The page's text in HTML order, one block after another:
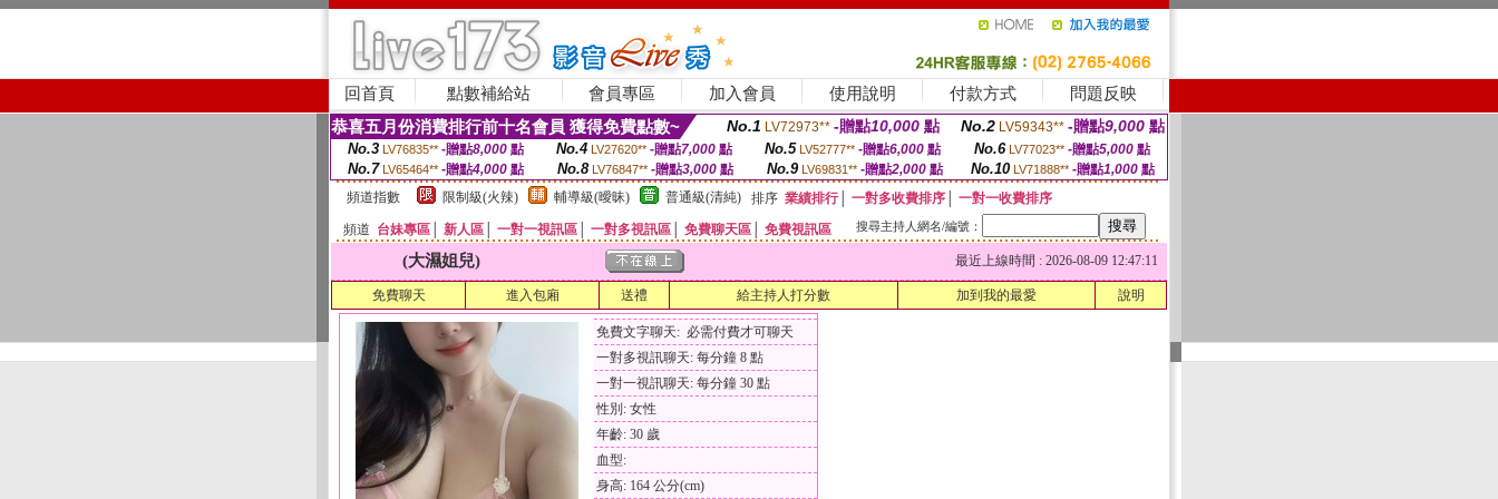
回首頁 點數補給站 會員專區 加入會員 使用說明 付款方式 問題反映
恭喜五月份消費排行前十名會員 獲得免費點數~ No.1 LV72973** -贈點10,000 點 No.2 LV59343** -贈點9,000 點
No.3 LV76835** -贈點8,000點 No.4 LV27620** -贈點7,000點 No.5 LV52777** -贈點6,000點 No.6 LV77023** -贈點5,000點
No.7 LV65464** -贈點4,000 點 No.8 LV76847** -贈點3,000 點 No.9 LV69831** -贈點2,000點 No.10 LV71888** -贈點1,000 點
頻道指數
限制級(火辣) 輔導級(曖昧) 普通級(清純) 排序 業績排行│ 一對多收費排序
一對一收費排序
頻道 台妹專區 新人區 一對一視訊區 一對多視訊區 免費聊天區 免費視訊區 搜尋主持人網名/編號：
(大濕姐兒) 最近上線時間 : 2026-08-09 12:47:11
免費聊天 進入包廂 送禮 給主持人打分數 加到我的最愛 說明
免費文字聊天: 必需付費才可聊天
一對多視訊聊天: 每分鐘 8 點
一對一視訊聊天: 每分鐘 30 點
性別: 女性
年齡: 30 歲
血型:
身高: 164 公分(cm)